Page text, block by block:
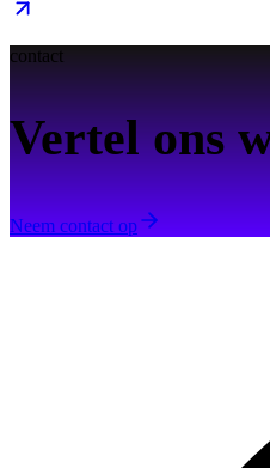
contact
Vertel ons
Neem contact op